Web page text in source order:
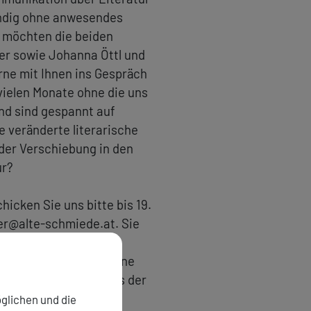
ohne anwesendes
die beiden
sowie Johanna Öttl und
mit Ihnen ins Gespräch
Monate ohne die uns
sind gespannt auf
veränderte literarische
Verschiebung in den
Sie uns bitte bis 19.
schmiede.at. Sie
um 18 Uhr online
bleibt im Kreis der
und die